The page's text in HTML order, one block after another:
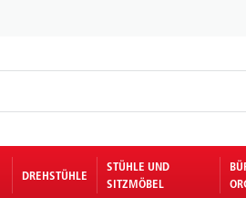
DREHSTÜHLE
STÜHLE UND
SITZMÖBEL